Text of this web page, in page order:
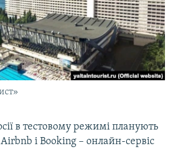
КРИМУ
в тестовому режимі планують
і Booking – онлайн-сервіс